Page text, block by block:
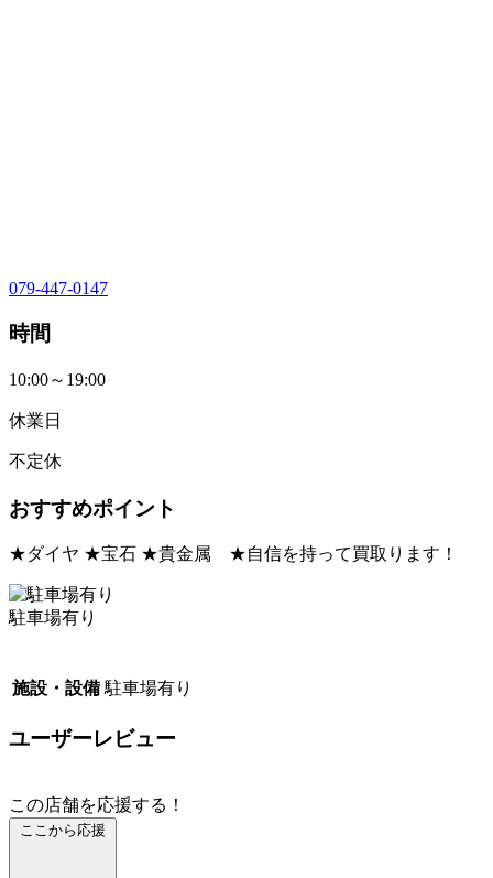
079-447-0147
時間
10:00～19:00
休業日
不定休
おすすめポイント
★ダイヤ ★宝石 ★貴金属 ★自信を持って買取ります！
駐車場有り
施設・設備 駐車場有り
ユーザーレビュー
この店舗を応援する！
ここから応援